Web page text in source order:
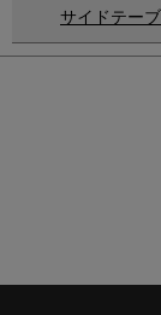
サイドテー